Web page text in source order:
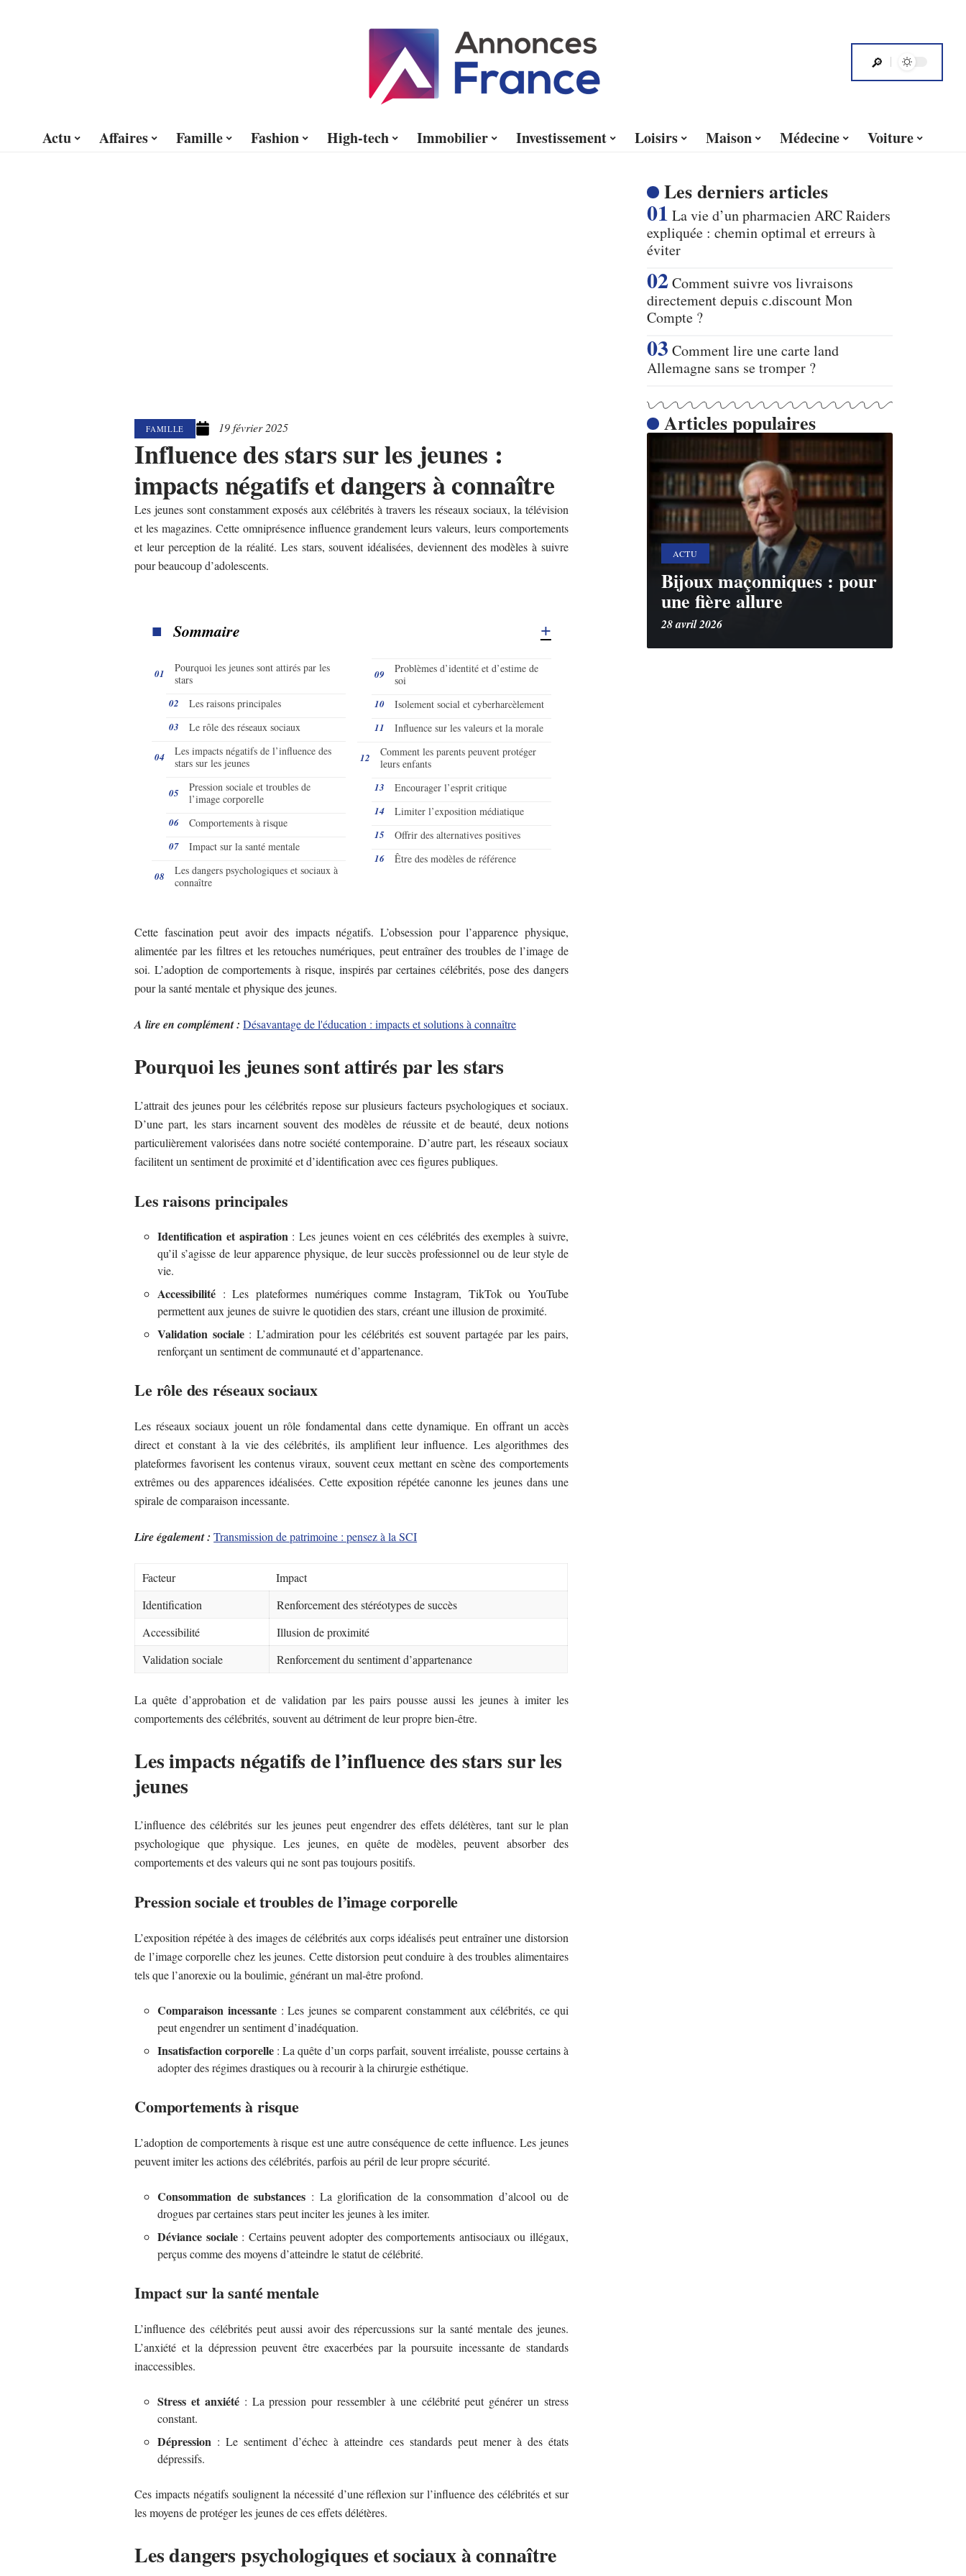
Actu Affaires Famille Fashion High-tech Immobilier Investissement Loisirs Maison Médecine Voiture
FAMILLE 19 février 2025
Influence des stars sur les jeunes :
impacts négatifs et dangers à connaître
Les jeunes sont constamment exposés aux célébrités à travers les réseaux sociaux, la télévision
et les magazines. Cette omniprésence influence grandement leurs valeurs, leurs comportements
et leur perception de la réalité. Les stars, souvent idéalisées, deviennent des modèles à suivre
pour beaucoup d’adolescents.
Sommaire
Pourquoi les jeunes sont attirés par les
stars
Les raisons principales
Le rôle des réseaux sociaux
Les impacts négatifs de l’influence des
stars sur les jeunes
Pression sociale et troubles de
l’image corporelle
Comportements à risque
Impact sur la santé mentale
Les dangers psychologiques et sociaux à
connaître
Problèmes d’identité et d’estime de
soi
Isolement social et cyberharcèlement
Influence sur les valeurs et la morale
Comment les parents peuvent protéger
leurs enfants
Encourager l’esprit critique
Limiter l’exposition médiatique
Offrir des alternatives positives
Être des modèles de référence
Cette fascination peut avoir des impacts négatifs. L’obsession pour l’apparence physique,
alimentée par les filtres et les retouches numériques, peut entraîner des troubles de l’image de
soi. L’adoption de comportements à risque, inspirés par certaines célébrités, pose des dangers
pour la santé mentale et physique des jeunes.
A lire en complément : Désavantage de l'éducation : impacts et solutions à connaître
Pourquoi les jeunes sont attirés par les stars
L’attrait des jeunes pour les célébrités repose sur plusieurs facteurs psychologiques et sociaux.
D’une part, les stars incarnent souvent des modèles de réussite et de beauté, deux notions
particulièrement valorisées dans notre société contemporaine. D’autre part, les réseaux sociaux
facilitent un sentiment de proximité et d’identification avec ces figures publiques.
Les raisons principales
Identification et aspiration : Les jeunes voient en ces célébrités des exemples à suivre,
qu’il s’agisse de leur apparence physique, de leur succès professionnel ou de leur style de
vie.
Accessibilité : Les plateformes numériques comme Instagram, TikTok ou YouTube
permettent aux jeunes de suivre le quotidien des stars, créant une illusion de proximité.
Validation sociale: L’admiration pour les célébrités est souvent partagée par les pairs,
renforçant un sentiment de communauté et d’appartenance.
Le rôle des réseaux sociaux
Les réseaux sociaux jouent un rôle fondamental dans cette dynamique. En offrant un accès
direct et constant à la vie des célébrités, ils amplifient leur influence. Les algorithmes des
plateformes favorisent les contenus viraux, souvent ceux mettant en scène des comportements
extrêmes ou des apparences idéalisées. Cette exposition répétée canonne les jeunes dans une
spirale de comparaison incessante.
Lire également : Transmission de patrimoine : pensez à la SCI
Facteur
Impact
Identification
Renforcement des stéréotypes de succès
Accessibilité
Illusion de proximité
Validation sociale
Renforcement du sentiment d’appartenance
La quête d’approbation et de validation par les pairs pousse aussi les jeunes à imiter les
comportements des célébrités, souvent au détriment de leur propre bien-être.
Les impacts négatifs de l’influence des stars sur les
jeunes
L’influence des célébrités sur les jeunes peut engendrer des effets délétères, tant sur le plan
psychologique que physique. Les jeunes, en quête de modèles, peuvent absorber des
comportements et des valeurs qui ne sont pas toujours positifs.
Pression sociale et troubles de l’image corporelle
L’exposition répétée à des images de célébrités aux corps idéalisés peut entraîner une distorsion
de l’image corporelle chez les jeunes. Cette distorsion peut conduire à des troubles alimentaires
tels que l’anorexie ou la boulimie, générant un mal-être profond.
Comparaison incessante: Les jeunes se comparent constamment aux célébrités, ce qui
peut engendrer un sentiment d’inadéquation.
Insatisfaction corporelle : La quête d’un corps parfait, souvent irréaliste, pousse certains à
adopter des régimes drastiques ou à recourir à la chirurgie esthétique.
Comportements à risque
L’adoption de comportements à risque est une autre conséquence de cette influence. Les jeunes
peuvent imiter les actions des célébrités, parfois au péril de leur propre sécurité.
Consommation de substances : La glorification de la consommation d’alcool ou de
drogues par certaines stars peut inciter les jeunes à les imiter.
Déviance sociale: Certains peuvent adopter des comportements antisociaux ou illégaux,
perçus comme des moyens d’atteindre le statut de célébrité.
Impact sur la santé mentale
L’influence des célébrités peut aussi avoir des répercussions sur la santé mentale des jeunes.
L’anxiété et la dépression peuvent être exacerbées par la poursuite incessante de standards
inaccessibles.
Stress et anxiété: La pression pour ressembler à une célébrité peut générer un stress
constant.
Dépression : Le sentiment d’échec à atteindre ces standards peut mener à des états
dépressifs.
Ces impacts négatifs soulignent la nécessité d’une réflexion sur l’influence des célébrités et sur
les moyens de protéger les jeunes de ces effets délétères.
Les dangers psychologiques et sociaux à connaître
Les derniers articles
La vie d’un pharmacien ARC Raiders
expliquée : chemin optimal et erreurs à
éviter
Comment suivre vos livraisons
directement depuis c.discount Mon
Compte ?
Comment lire une carte land
Allemagne sans se tromper ?
Articles populaires
ACTU
Bijoux maçonniques : pour
une fière allure
28 avril 2026